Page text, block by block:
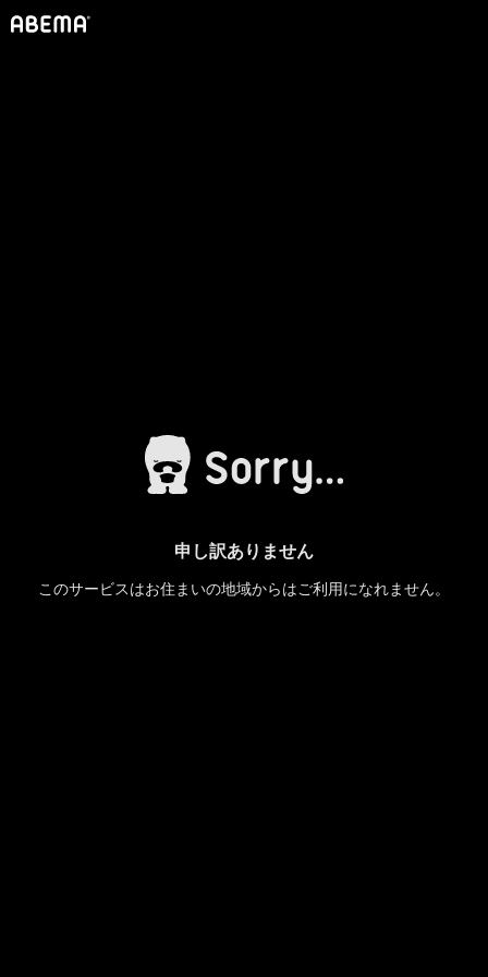
申し訳ありません
このサービスはお住まいの地域からはご利用になれません。